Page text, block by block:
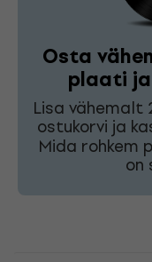
Osta
plaati
Lisa vähemalt
ostukorvi ja
Mida rohkem
on